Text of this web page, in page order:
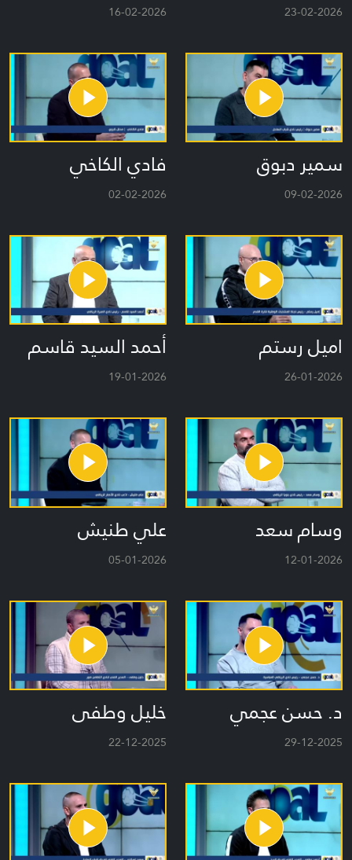
23-02-2026
16-02-2026
سمير دبوق
09-02-2026
فادي الكاخي
02-02-2026
اميل رستم
26-01-2026
أحمد السيد قاسم
19-01-2026
وسام سعد
12-01-2026
علي طنيش
05-01-2026
د. حسن عجمي
29-12-2025
خليل وطفى
22-12-2025